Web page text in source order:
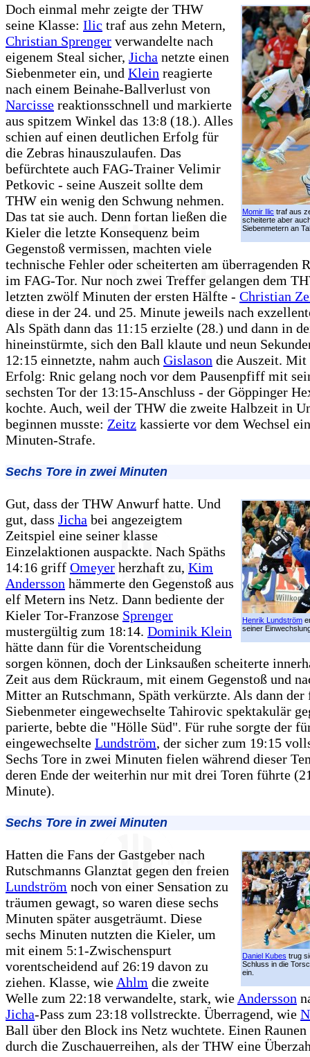
Momir Ilic traf aus
scheiterte aber
Siebenmetern an
Doch einmal mehr zeigte der THW
seine Klasse: Ilic traf aus zehn Metern,
Christian Sprenger verwandelte nach
eigenem Steal sicher, Jicha netzte einen
Siebenmeter ein, und Klein reagierte
nach einem Beinahe-Ballverlust von
Narcisse reaktionsschnell und markierte
aus spitzem Winkel das 13:8 (18.). Alles
schien auf einen deutlichen Erfolg für
die Zebras hinauszulaufen. Das
befürchtete auch FAG-Trainer Velimir
Petkovic - seine Auszeit sollte dem
THW ein wenig den Schwung nehmen.
Das tat sie auch. Denn fortan ließen die
Kieler die letzte Konsequenz beim
Gegenstoß vermissen, machten viele
technische Fehler oder scheiterten am überragenden
im FAG-Tor. Nur noch zwei Treffer gelangen dem
letzten zwölf Minuten der ersten Hälfte - Christian
diese in der 24. und 25. Minute jeweils nach
Als Späth dann das 11:15 erzielte (28.) und dann in
hineinstürmte, sich den Ball klaute und neun
12:15 einnetzte, nahm auch Gislason die Auszeit. Mit
Erfolg: Rnic gelang noch vor dem Pausenpfiff mit
sechsten Tor der 13:15-Anschluss - der Göppinger
kochte. Auch, weil der THW die zweite Halbzeit in
beginnen musste: Zeitz kassierte vor dem Wechsel
Minuten-Strafe.
Sechs Tore in zwei Minuten
Henrik Lundström
seiner
Gut, dass der THW Anwurf hatte. Und
gut, dass Jicha bei angezeigtem
Zeitspiel eine seiner klasse
Einzelaktionen auspackte. Nach Späths
14:16 griff Omeyer herzhaft zu, Kim
Andersson hämmerte den Gegenstoß aus
elf Metern ins Netz. Dann bediente der
Kieler Tor-Franzose Sprenger
mustergültig zum 18:14. Dominik Klein
hätte dann für die Vorentscheidung
sorgen können, doch der Linksaußen scheiterte
Zeit aus dem Rückraum, mit einem Gegenstoß und
Mitter an Rutschmann, Späth verkürzte. Als dann der
Siebenmeter eingewechselte Tahirovic spektakulär
parierte, bebte die "Hölle Süd". Für ruhe sorgte der
eingewechselte Lundström, der sicher zum 19:15
Sechs Tore in zwei Minuten fielen während dieser
deren Ende der weiterhin nur mit drei Toren führte
Minute).
Sechs Tore in zwei Minuten
Daniel Kubes trug
Schluss in die
ein.
Hatten die Fans der Gastgeber nach
Rutschmanns Glanztat gegen den freien
Lundström noch von einer Sensation zu
träumen gewagt, so waren diese sechs
Minuten später ausgeträumt. Diese
sechs Minuten nutzten die Kieler, um
mit einem 5:1-Zwischenspurt
vorentscheidend auf 26:19 davon zu
ziehen. Klasse, wie Ahlm die zweite
Welle zum 22:18 verwandelte, stark, wie Andersson
Jicha-Pass zum 23:18 vollstreckte. Überragend, wie
Ball über den Block ins Netz wuchtete. Einen Raunen
durch die Zuschauerreihen, als der THW eine